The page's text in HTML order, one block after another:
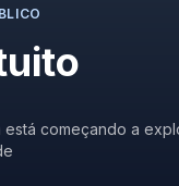
está começando a